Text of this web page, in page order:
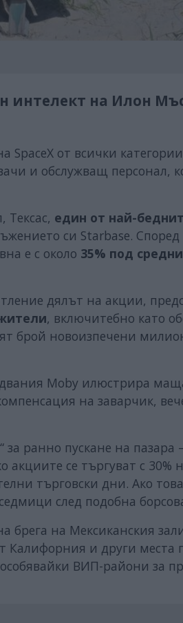
интелект на Илон
SpaceX от всички
и обслужващ персонал,
един от най-
си Starbase. Според
е с около 35% под
дялът на акции,
, включитебно като
брой новоизпечени
Moby илюстрира
на заварчик,
ранно пускане на пазара
акциите се търгуват с 30%
търговски дни. Ако
след подобна
брега на Мексиканския
Калифорния и други места
ВИП-райони за